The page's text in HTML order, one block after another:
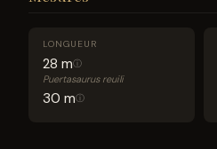
LONGUEUR
28 mⓘ
Puertasaurus reuili
30 mⓘ